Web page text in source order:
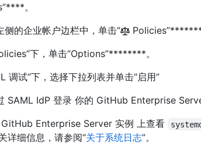
。
侧的企业帐户边栏中，单击“
下，单击“Options”********。
调试”下，选择下拉列表并单击“启用”
SAML IdP 登录 你的 GitHub Enterprise
Enterprise Server 实例 上查看
详细信息，请参阅“关于系统日志”。